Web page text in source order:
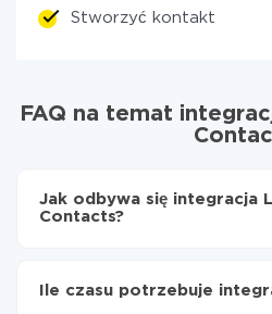
Stworzyć kontakt
FAQ na temat
Jak odbywa się integracja
Contacts?
Contacts
Ile czasu potrzebuje